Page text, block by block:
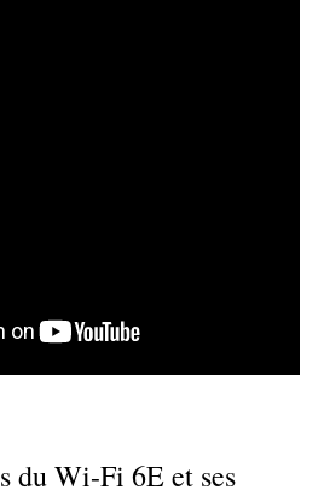
du Wi-Fi 6E et ses